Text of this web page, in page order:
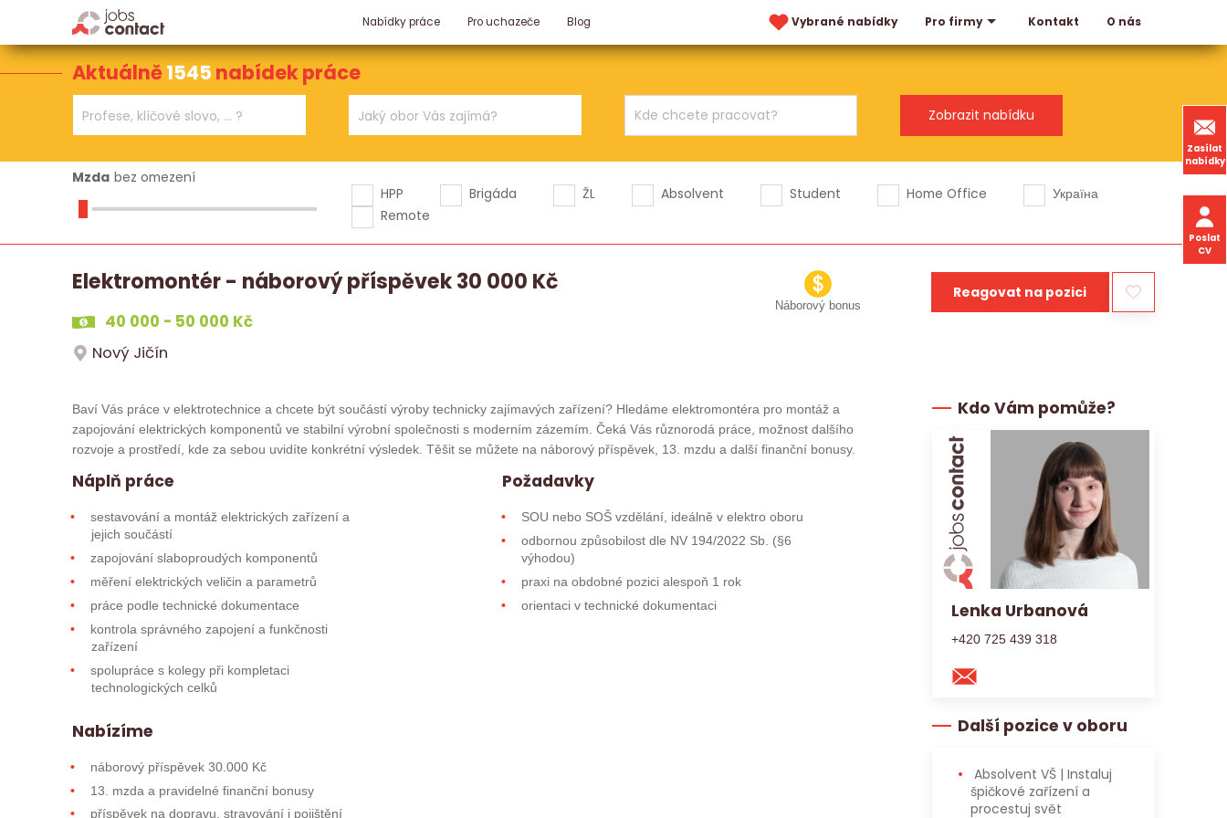
Nabídky práce Pro uchazeče Blog Vybrané nabídky Pro firmy Kontakt O nás
Zasílat
nabídky
Poslat
CV
Aktuálně1545 nabídek práce
Mzda bez omezení
HPP
Brigáda ŽL Absolvent Student Home Office
Україна
Remote
Elektromontér - náborový příspěvek 30 000 Kč
40 000 - 50 000 Kč
Nový Jičín
Náborový bonus
Reagovat na pozici
Baví Vás práce v elektrotechnice a chcete být součástí výroby technicky zajímavých zařízení? Hledáme elektromontéra pro montáž a
zapojování elektrických komponentů ve stabilní výrobní společnosti s moderním zázemím. Čeká Vás různorodá práce, možnost dalšího
rozvoje a prostředí, kde za sebou uvidíte konkrétní výsledek. Těšit se můžete na náborový příspěvek, 13. mzdu a další finanční bonusy.
Náplň práce
sestavování a montáž elektrických zařízení a
jejich součástí
zapojování slaboproudých komponentů
měření elektrických veličin a parametrů
práce podle technické dokumentace
kontrola správného zapojení a funkčnosti
zařízení
spolupráce s kolegy při kompletaci
technologických celků
Požadavky
SOU nebo SOŠ vzdělání, ideálně v elektro oboru
odbornou způsobilost dle NV 194/2022 Sb. (§6
výhodou)
praxi na obdobné pozici alespoň 1 rok
orientaci v technické dokumentaci
Nabízíme
náborový příspěvek 30.000 Kč
13. mzda a pravidelné finanční bonusy
příspěvek na dopravu, stravování i pojištění
Kdo Vám pomůže?
Lenka Urbanová
+420 725 439 318
Další pozice v oboru
špičkové zařízení a
procestuj svět